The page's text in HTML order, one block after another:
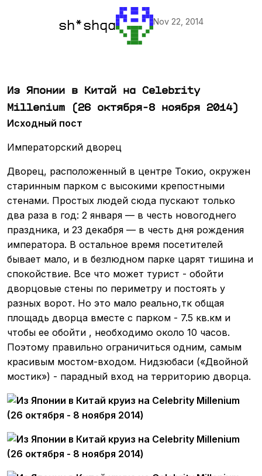
sh*shqa Nov 22, 2014
Из Японии в Китай на Celebrity
Millenium (26 октября-8 ноября 2014)
Исходный пост
Императорский дворец
Дворец, расположенный в центре Токио, окружен
старинным парком с высокими крепостными
стенами. Простых людей сюда пускают только
два раза в год: 2 января — в честь новогоднего
праздника, и 23 декабря — в честь дня рождения
императора. В остальное время посетителей
бывает мало, и в безлюдном парке царят тишина и
спокойствие. Все что может турист - обойти
дворцовые стены по периметру и постоять у
разных ворот. Но это мало реально,тк общая
площадь дворца вместе с парком - 7.5 кв.км и
чтобы ее обойти , необходимо около 10 часов.
Поэтому правильно ограничиться одним, самым
красивым мостом-входом. Нидзюбаси («Двойной
мостик») - парадный вход на территорию дворца.